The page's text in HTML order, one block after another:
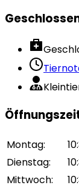
Montag:
Dienstag:
Mittwoch: